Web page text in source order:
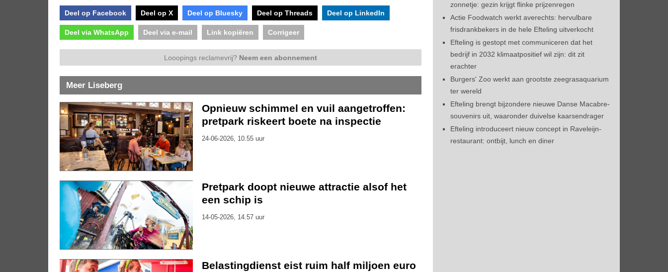
Deel op Facebook Deel op X Deel op Bluesky Deel op Threads Deel op LinkedIn
Deel via WhatsApp Deel via e-mail Link kopiëren Corrigeer
Looopings reclamevrij? Neem een abonnement
Meer Liseberg
Opnieuw schimmel en vuil aangetroffen:
pretpark riskeert boete na inspectie
24-06-2026, 10.55 uur
Pretpark doopt nieuwe attractie alsof het
een schip is
14-05-2026, 14.57 uur
Belastingdienst eist ruim half miljoen euro
zonnetje: gezin krijgt flinke prijzenregen
Actie Foodwatch werkt averechts: hervulbare
frisdrankbekers in de hele Efteling uitverkocht
Efteling is gestopt met communiceren dat het
bedrijf in 2032 klimaatpositief wil zijn: dit zit
erachter
Burgers' Zoo werkt aan grootste zeegrasaquarium
ter wereld
Efteling brengt bijzondere nieuwe Danse Macabre-
souvenirs uit, waaronder duivelse kaarsendrager
Efteling introduceert nieuw concept in Raveleijn-
restaurant: ontbijt, lunch en diner